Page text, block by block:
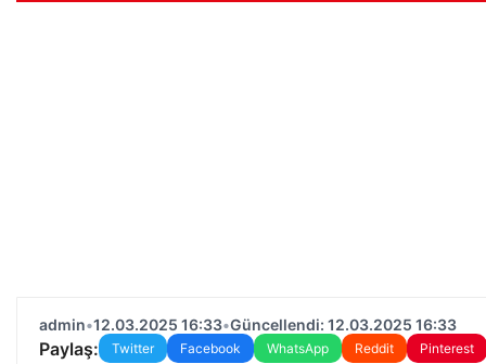
admin•12.03.2025 16:33•Güncellendi: 12.03.2025 16:33
Paylaş: Twitter Facebook WhatsApp Reddit Pinterest